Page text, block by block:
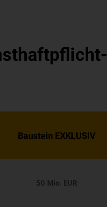
Baustein EXKLUSIV
50 Mio. EUR